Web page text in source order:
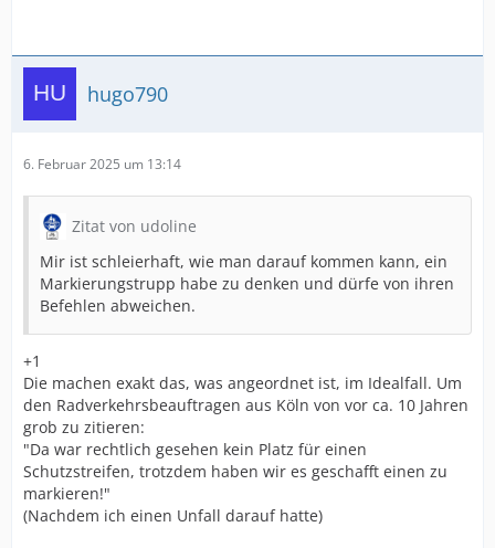
hugo790
6. Februar 2025 um 13:14
Zitat von udoline
Mir ist schleierhaft, wie man darauf kommen kann, ein
Markierungstrupp habe zu denken und dürfe von ihren
Befehlen abweichen.
+1
Die machen exakt das, was angeordnet ist, im Idealfall. Um
den Radverkehrsbeauftragen aus Köln von vor ca. 10 Jahren
grob zu zitieren:
"Da war rechtlich gesehen kein Platz für einen
Schutzstreifen, trotzdem haben wir es geschafft einen zu
markieren!"
(Nachdem ich einen Unfall darauf hatte)